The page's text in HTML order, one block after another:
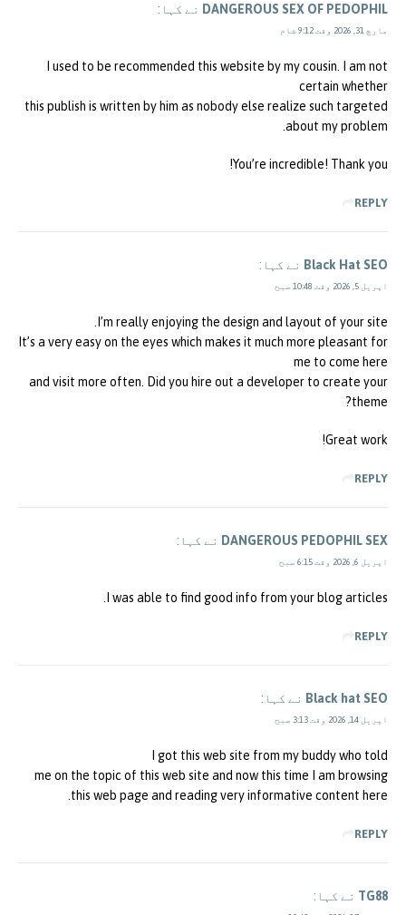
DANGEROUS SEX OF PEDOPHIL نے کہا:
مارچ 31, 2026 وقت 9:12 شام
I used to be recommended this website by my cousin. I am not
certain whether
this publish is written by him as nobody else realize such targeted
about my problem.
You’re incredible! Thank you!
REPLY
Black Hat SEO نے کہا:
اپریل 5, 2026 وقت 10:48 صبح
I’m really enjoying the design and layout of your site.
It’s a very easy on the eyes which makes it much more pleasant for
me to come here
and visit more often. Did you hire out a developer to create your
theme?
Great work!
REPLY
DANGEROUS PEDOPHIL SEX نے کہا:
اپریل 6, 2026 وقت 6:15 صبح
I was able to find good info from your blog articles.
REPLY
Black hat SEO نے کہا:
اپریل 14, 2026 وقت 3:13 صبح
I got this web site from my buddy who told
me on the topic of this web site and now this time I am browsing
this web page and reading very informative content here.
REPLY
TG88 نے کہا: